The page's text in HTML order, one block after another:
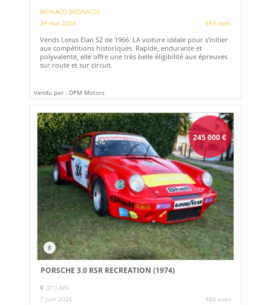
MONACO (MONACO)
24 mai 2026
343 vues
Vends Lotus Elan S2 de 1966. LA voiture idéale pour s'initier
aux compétitions historiques. Rapide, endurante et
polyvalente, elle offre une très belle éligibilité aux épreuves
sur route et sur circuit.
Vendu par : DPM Motors
245 000€
8
PORSCHE 3.0 RSR RECREATION (1974)
(01) AIN
7 juin 2026
480 vues